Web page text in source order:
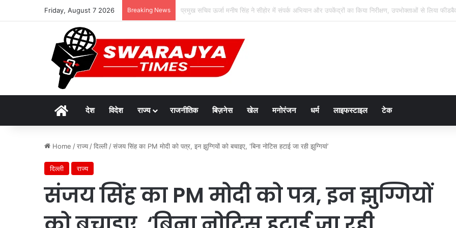
Friday, August 7 2026 Breaking News एडीबी के सहयोग से ‘अंजोर लाइट’ तकनीकी सहायता परियोजना को कैबिनेट की मंजूरी
Homeदेश विदेश राज्य राजनीतिक बिज़नेस खेल मनोरंजन धर्म लाइफस्टाइल टेक
Home /राज्य /दिल्ली /संजय सिंह का PM मोदी को पत्र, इन झुग्गियों को बचाइए, ‘बिना नोटिस हटाई जा रही झुग्गियां’
दिल्ली राज्य
संजय सिंह का PM मोदी को पत्र, इन झुग्गियों